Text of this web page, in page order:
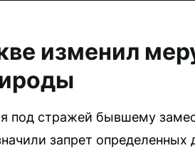
изменил
под стражей бывшему
запрет определенных